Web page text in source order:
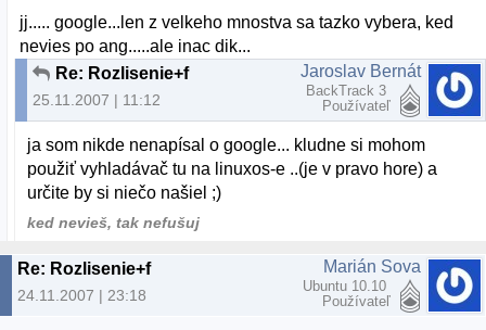
jj..... google...len z velkeho mnostva sa tazko vybera, ked
nevies po ang.....ale inac dik...
Re: Rozlisenie+f
25.11.2007 | 11:12
Jaroslav Bernát
BackTrack 3
Používateľ
ja som nikde nenapísal o google... kludne si mohom
použiť vyhladávač tu na linuxos-e ..(je v pravo hore) a
určite by si niečo našiel ;)
ked nevieš, tak nefušuj
Re: Rozlisenie+f
24.11.2007 | 23:18
Marián Sova
Ubuntu 10.10
Používateľ